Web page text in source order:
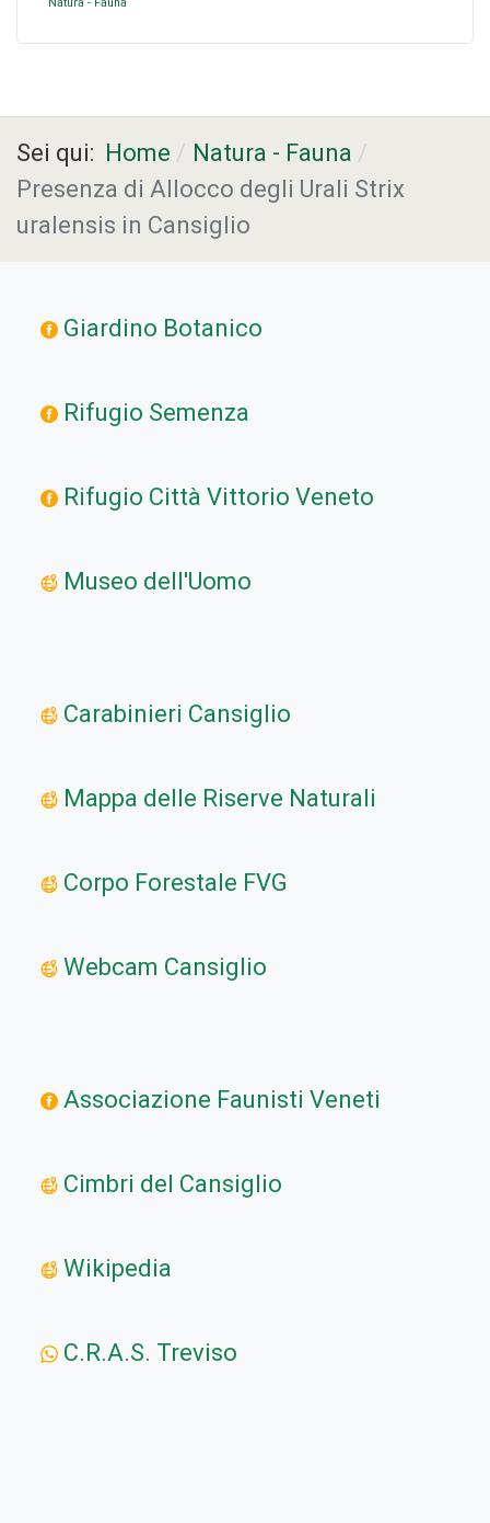
Natura - Fauna
Sei qui: Home
Natura - Fauna
Presenza di Allocco degli Urali Strix
uralensis in Cansiglio
Giardino Botanico
Rifugio Semenza
Rifugio Città Vittorio Veneto
Museo dell'Uomo
Carabinieri Cansiglio
Mappa delle Riserve Naturali
Corpo Forestale FVG
Webcam Cansiglio
Associazione Faunisti Veneti
Cimbri del Cansiglio
Wikipedia
C.R.A.S. Treviso